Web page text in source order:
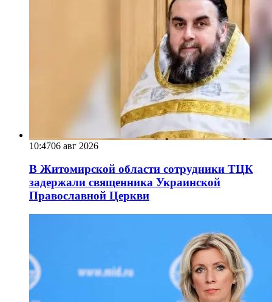
10:4706 авг 2026
В Житомирской области сотрудники ТЦК
задержали священника Украинской
Православной Церкви